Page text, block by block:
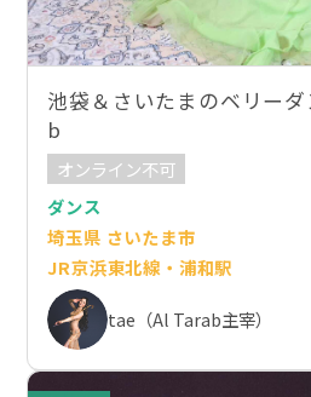
池袋＆さいたまのベリー
b
オンライン不可
ダンス
埼玉県 さいたま市
JR京浜東北線・浦和駅
tae（Al Tarab主宰）